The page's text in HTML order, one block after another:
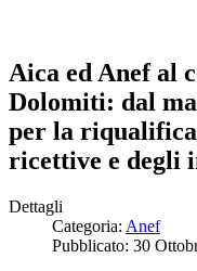
Aica ed Anef al
Dolomiti: dal
per la
ricettive e degli
Dettagli
Categoria: Anef
Pubblicato: 30